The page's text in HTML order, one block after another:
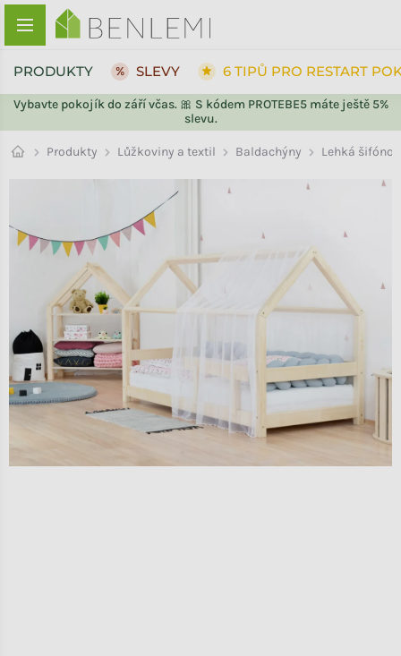
Přejít na obsah
Vybavte pokojík do září včas. 🎀 S kódem PROTEBE5 máte ještě 5%
slevu.
PRODUKTY SLEVY 6 TIPŮ PRO RESTART
Produkty Lůžkoviny a textil Baldachýny Lehká
ZPĚT DO OBCHODU
ZPĚT DO OBCHODU